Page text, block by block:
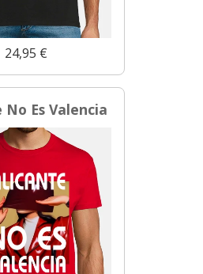
24,95 €
Es Valencia